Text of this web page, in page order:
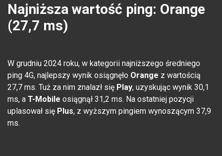
Najniższa wartość ping: Orange
(27,7 ms)
W grudniu 2024 roku, w kategorii najniższego średniego
ping 4G, najlepszy wynik osiągnęło Orange z wartością
27,7 ms. Tuż za nim znalazł się Play, uzyskując wynik 30,1
ms, a T-Mobile osiągnął 31,2 ms. Na ostatniej pozycji
uplasował się Plus, z wyższym pingiem wynoszącym 37,9
ms.